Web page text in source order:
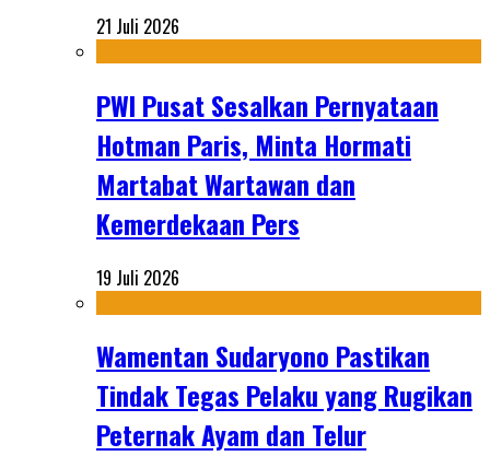
21 Juli 2026
PWI Pusat Sesalkan Pernyataan
Hotman Paris, Minta Hormati
Martabat Wartawan dan
Kemerdekaan Pers
19 Juli 2026
Wamentan Sudaryono Pastikan
Tindak Tegas Pelaku yang Rugikan
Peternak Ayam dan Telur